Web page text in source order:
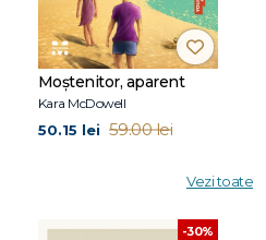
Moștenitor, aparent
Kara McDowell
50.15 lei 59.00 lei
Vezi toate
-30%